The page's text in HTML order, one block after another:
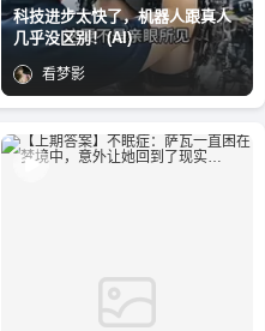
科技进步太快了，机器人跟真人
几乎没区别！(AI)
看梦影